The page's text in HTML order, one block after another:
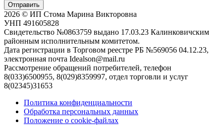
Отправить
2026 © ИП Стома Марина Викторовна
УНП 491605828
Свидетельство №0863759 выдано 17.03.23 Калинковичским
районным исполнительным комитетом.
Дата регистрации в Торговом реестре РБ №569056 04.12.23,
электронная почта Idealson@mail.ru
Рассмотрение обращений потребителей, телефон
8(033)6500955, 8(029)8359997, отдел торговли и услуг
8(02345)31653
Политика конфиденциальности
Обработка персональных данных
Положение о cookie-файлах